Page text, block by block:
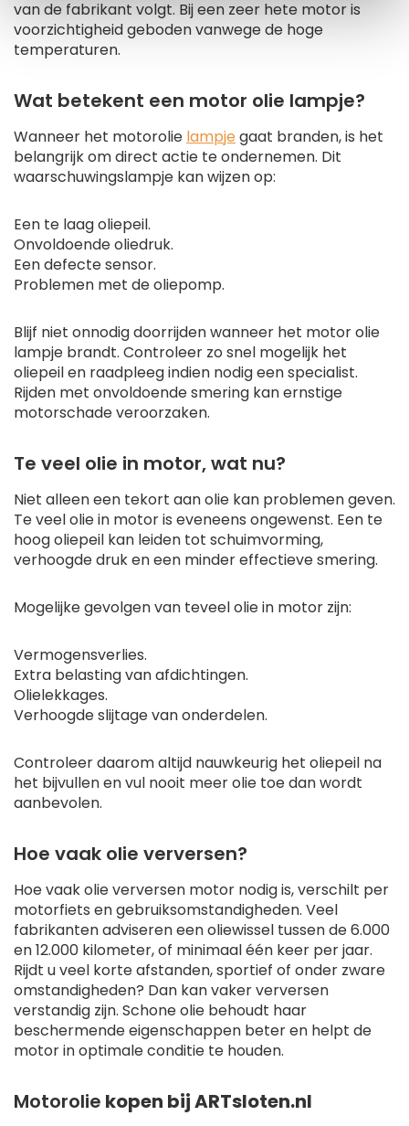
van de fabrikant volgt. Bij een zeer hete motor is
voorzichtigheid geboden vanwege de hoge
temperaturen.
Wat betekent een motor olie lampje?
Wanneer het motorolie lampjegaat branden, is het
belangrijk om direct actie te ondernemen. Dit
waarschuwingslampje kan wijzen op:
Een te laag oliepeil.
Onvoldoende oliedruk.
Een defecte sensor.
Problemen met de oliepomp.
Blijf niet onnodig doorrijden wanneer het motor olie
lampje brandt. Controleer zo snel mogelijk het
oliepeil en raadpleeg indien nodig een specialist.
Rijden met onvoldoende smering kan ernstige
motorschade veroorzaken.
Te veel olie in motor, wat nu?
Niet alleen een tekort aan olie kan problemen geven.
Te veel olie in motor is eveneens ongewenst. Een te
hoog oliepeil kan leiden tot schuimvorming,
verhoogde druk en een minder effectieve smering.
Mogelijke gevolgen van teveel olie in motor zijn:
Vermogensverlies.
Extra belasting van afdichtingen.
Olielekkages.
Verhoogde slijtage van onderdelen.
Controleer daarom altijd nauwkeurig het oliepeil na
het bijvullen en vul nooit meer olie toe dan wordt
aanbevolen.
Hoe vaak olie verversen?
Hoe vaak olie verversen motor nodig is, verschilt per
motorfiets en gebruiksomstandigheden. Veel
fabrikanten adviseren een oliewissel tussen de 6.000
en 12.000 kilometer, of minimaal één keer per jaar.
Rijdt u veel korte afstanden, sportief of onder zware
omstandigheden? Dan kan vaker verversen
verstandig zijn. Schone olie behoudt haar
beschermende eigenschappen beter en helpt de
motor in optimale conditie te houden.
Motorolie kopen bij ARTsloten.nl